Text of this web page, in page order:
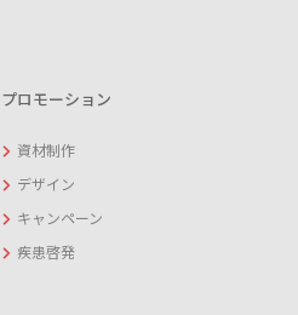
プロモーション
資材制作
デザイン
キャンペーン
疾患啓発